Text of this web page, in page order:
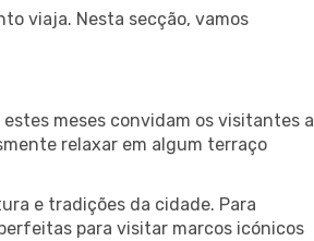
viaja. Nesta secção, vamos
meses convidam os visitantes a
relaxar em algum terraço
e tradições da cidade. Para
para visitar marcos icónicos